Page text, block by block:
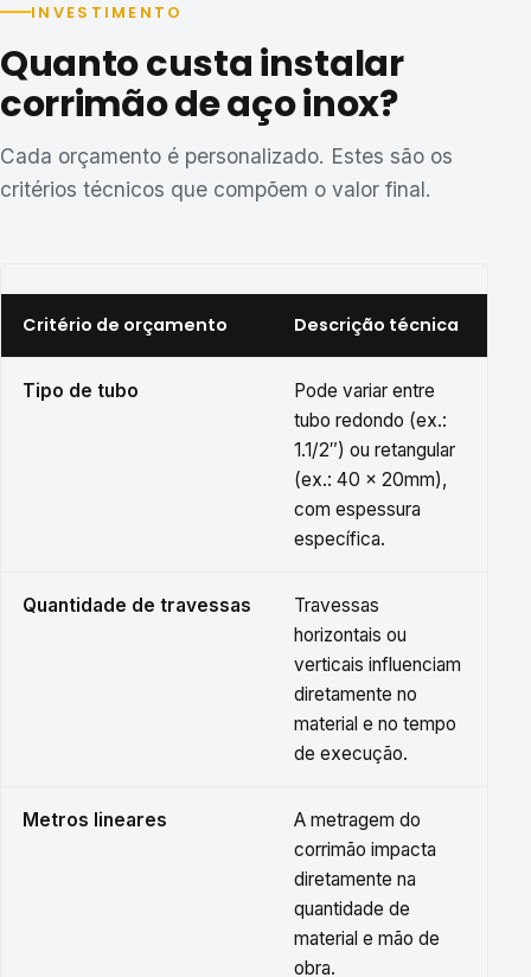
INVESTIMENTO
Quanto custa instalar
corrimão de aço inox?
Cada orçamento é personalizado. Estes são os
critérios técnicos que compõem o valor final.
Critério de orçamento Descrição técnica
Tipo de tubo
Pode variar entre
tubo redondo (ex.:
1.1/2″) ou retangular
(ex.: 40 × 20mm),
com espessura
específica.
Quantidade de travessas
Travessas
horizontais ou
verticais influenciam
diretamente no
material e no tempo
de execução.
Metros lineares
A metragem do
corrimão impacta
diretamente na
quantidade de
material e mão de
obra.